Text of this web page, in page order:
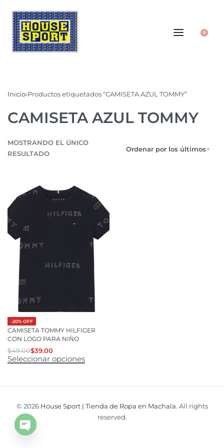
0
Inicio›Productos etiquetados “CAMISETA AZUL TOMMY”
CAMISETA AZUL TOMMY
MOSTRANDO EL ÚNICO
RESULTADO
Ordenar por los últimos
-20% OFF
CAMISETA TOMMY HILFIGER
CON LOGO PARA NIÑO
$49.00$39.00
Seleccionar opciones
© 2026 House Sport | Tienda de Ropa en Machala. All rights
reserved.
Open